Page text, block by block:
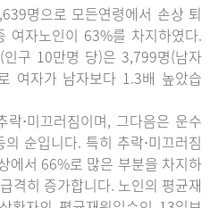
명으로 모든연령에서 손상 퇴
여자노인이 63%를 차지하였다.
구 10만명 당)은 3,799명(남자
여자가 남자보다 1.3배 높았습
⋅미끄러짐이며, 그다음은 운수
순입니다. 특히 추락⋅미끄러짐
에서 66%로 많은 부분을 차지하
격히 증가합니다. 노인의 평균재